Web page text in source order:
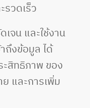
รวดเร็ว
จน และใช้งาน
ถึงข้อมูล ได้
ะสิทธิภาพ ของ
และการเพิ่ม